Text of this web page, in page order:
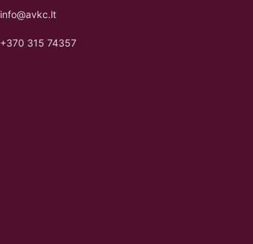
info@avkc.lt
+370 315 74357